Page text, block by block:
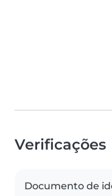
Verificações
Documento de